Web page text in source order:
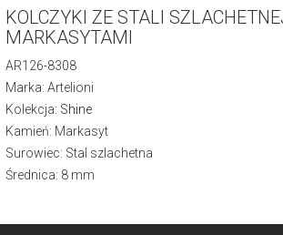
KOLCZYKI ZE STALI
MARKASYTAMI
AR126-8308
Marka: Artelioni
Kolekcja: Shine
Kamień: Markasyt
Surowiec: Stal szlachetna
Średnica: 8 mm